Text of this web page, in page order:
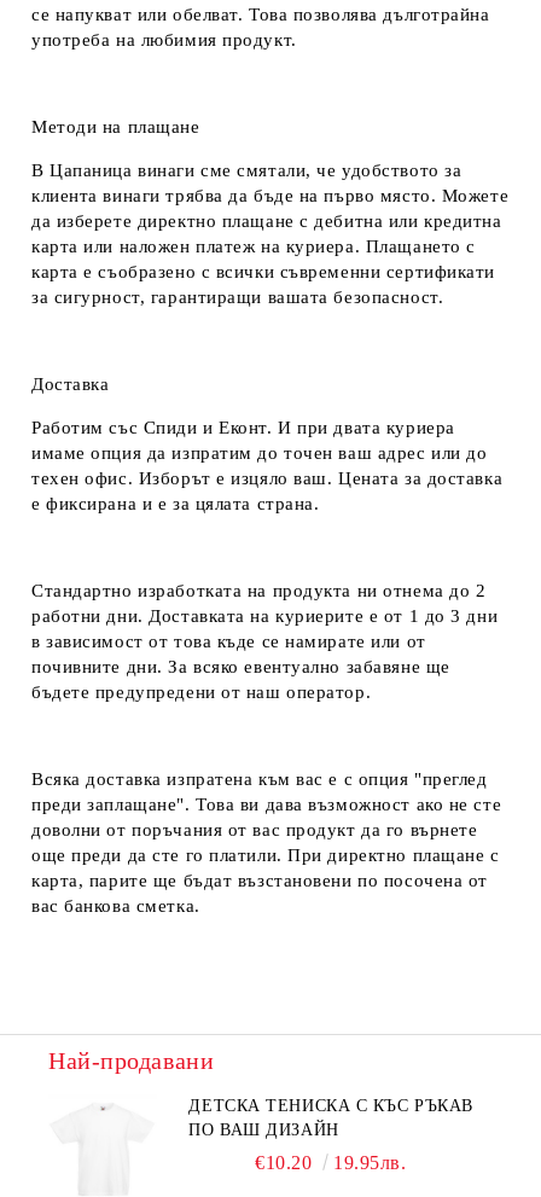
се напукват или обелват. Това позволява дълготрайна
употреба на любимия продукт.
Методи на плащане
В Цапаница винаги сме смятали, че удобството за
клиента винаги трябва да бъде на първо място. Можете
да изберете директно плащане с дебитна или кредитна
карта или наложен платеж на куриера. Плащането с
карта е съобразено с всички съвременни сертификати
за сигурност, гарантиращи вашата безопасност.
Доставка
Работим със Спиди и Еконт. И при двата куриера
имаме опция да изпратим до точен ваш адрес или до
техен офис. Изборът е изцяло ваш. Цената за доставка
е фиксирана и е за цялата страна.
Стандартно изработката на продукта ни отнема до 2
работни дни. Доставката на куриерите е от 1 до 3 дни
в зависимост от това къде се намирате или от
почивните дни. За всяко евентуално забавяне ще
бъдете предупредени от наш оператор.
Всяка доставка изпратена към вас е с опция "преглед
преди заплащане". Това ви дава възможност ако не сте
доволни от поръчания от вас продукт да го върнете
още преди да сте го платили. При директно плащане с
карта, парите ще бъдат възстановени по посочена от
вас банкова сметка.
Най-продавани
ДЕТСКА ТЕНИСКА С КЪС РЪКАВ
ПО ВАШ ДИЗАЙН
€10.20 19.95лв.